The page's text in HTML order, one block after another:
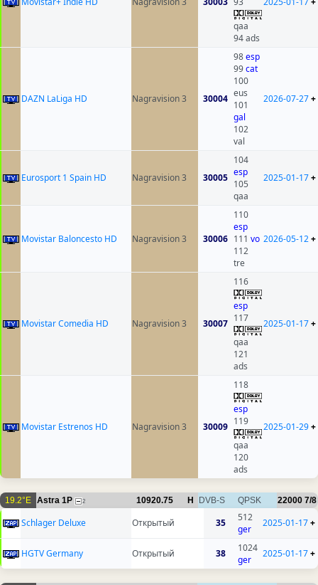
qaa
94 ads
DAZN LaLiga HD Nagravision 3 30004
98esp
99cat
100
eus
101
gal
102
val
2026-07-27+
Eurosport 1 Spain HD Nagravision 3 30005
104
esp
105
qaa
2025-01-17+
Movistar Baloncesto HD Nagravision 3 30006
110
esp
111 vo
112
tre
2026-05-12+
Movistar Comedia HD Nagravision 3 30007
116
esp
117
qaa
121
ads
2025-01-17+
Movistar Estrenos HD Nagravision 3 30009
118
esp
119
qaa
120
ads
2025-01-29+
19.2°E Astra 1P 2 10920.75 H DVB-S QPSK 22000 7/8
Schlager Deluxe Открытый 35
512
ger
2025-01-17+
HGTV Germany Открытый 38
1024
ger
2025-01-17+